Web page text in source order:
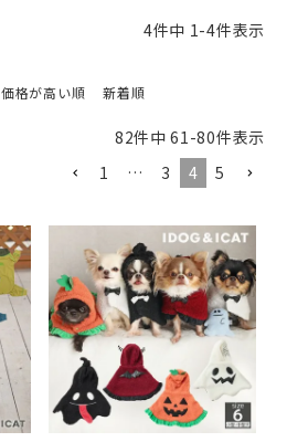
4件中 1-4件表示
価格が高い順 新着順
82件中 61-80件表示
1
… 3 4 5